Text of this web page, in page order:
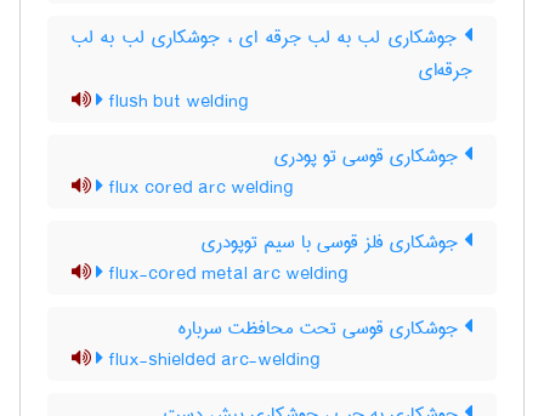
جوشکاری لب به لب جرقه ای ، جوشکاری لب به لب
جرقه‌ای
flush but welding
جوشکاری قوسی تو پودری
flux cored arc welding
جوشکاری فلز قوسی با سیم توپودری
flux-cored metal arc welding
جوشکاری قوسی تحت محافظت سرباره
flux-shielded arc-welding